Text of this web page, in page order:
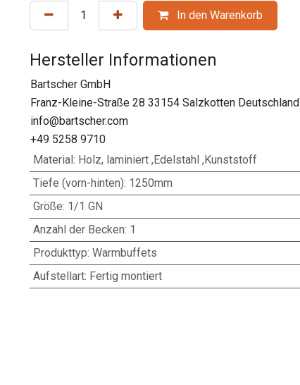
In den Warenkorb
Hersteller Informationen
Bartscher GmbH
Franz-Kleine-Straße 28 33154 Salzkotten Deutschland
info@bartscher.com
+49 5258 9710
Material: Holz, laminiert ,Edelstahl ,Kunststoff
Tiefe (vorn-hinten): 1250mm
Größe: 1/1 GN
Anzahl der Becken: 1
Produkttyp: Warmbuffets
Aufstellart: Fertig montiert